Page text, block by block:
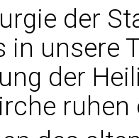
der
in unsere
der